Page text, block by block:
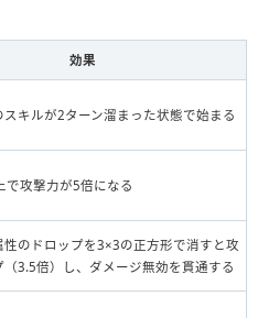
効果
スキルが2ターン溜まった状態で始まる
で攻撃力が5倍になる
性のドロップを3×3の正方形で消すと攻
3.5倍）し、ダメージ無効を貫通する